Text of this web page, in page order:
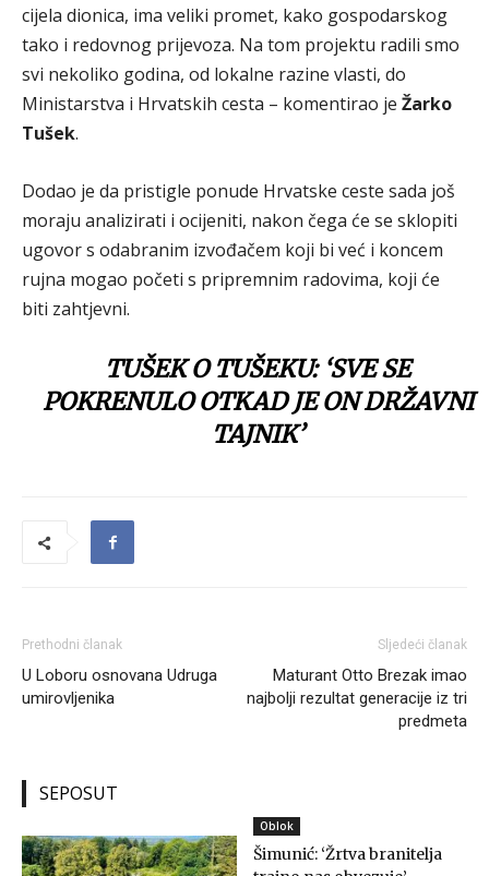
cijela dionica, ima veliki promet, kako gospodarskog
tako i redovnog prijevoza. Na tom projektu radili smo
svi nekoliko godina, od lokalne razine vlasti, do
Ministarstva i Hrvatskih cesta – komentirao je Žarko
Tušek.
Dodao je da pristigle ponude Hrvatske ceste sada još
moraju analizirati i ocijeniti, nakon čega će se sklopiti
ugovor s odabranim izvođačem koji bi već i koncem
rujna mogao početi s pripremnim radovima, koji će
biti zahtjevni.
TUŠEK O TUŠEKU: ‘SVE SE
POKRENULO OTKAD JE ON DRŽAVNI
TAJNIK’
Prethodni članak
U Loboru osnovana Udruga
umirovljenika
Sljedeći članak
Maturant Otto Brezak imao
najbolji rezultat generacije iz tri
predmeta
SEPOSUT
Oblok
Šimunić: ‘Žrtva branitelja